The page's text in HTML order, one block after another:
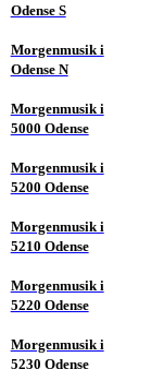
Odense S
Morgenmusik i
Odense N
Morgenmusik i
5000 Odense
Morgenmusik i
5200 Odense
Morgenmusik i
5210 Odense
Morgenmusik i
5220 Odense
Morgenmusik i
5230 Odense